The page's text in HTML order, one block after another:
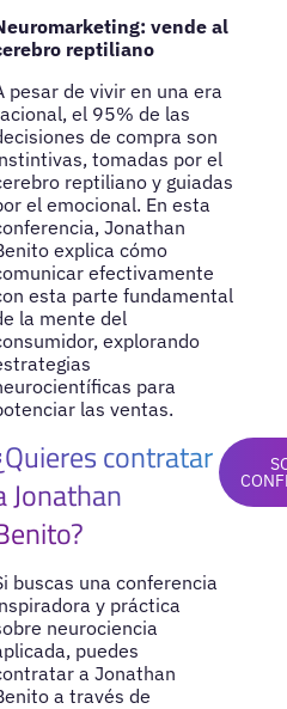
vende al
reptiliano
pesar de vivir en una era
el 95% de las
de compra son
tomadas por el
reptiliano y guiadas
el emocional. En esta
Jonathan
explica cómo
efectivamente
esta parte fundamental
la mente del
explorando
para
las ventas.
contratar
Jonathan
buscas una conferencia
y práctica
neurociencia
puedes
a Jonathan
a través de